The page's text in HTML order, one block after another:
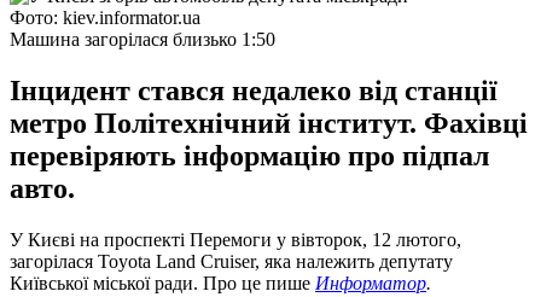
Фото: kiev.informator.ua
Машина загорілася близько 1:50
Інцидент стався недалеко від станції
метро Політехнічний інститут. Фахівці
перевіряють інформацію про підпал
авто.
У Києві на проспекті Перемоги у вівторок, 12 лютого,
загорілася Toyota Land Cruiser, яка належить депутату
Київської міської ради. Про це пише Информатор.